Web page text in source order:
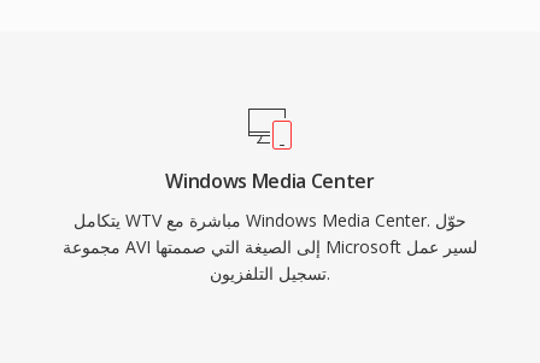
Windows Media Center
يتكامل WTV مباشرة مع Windows Media Center. حوّل
مجموعة AVI إلى الصيغة التي صممتها Microsoft لسير عمل
تسجيل التلفزيون.